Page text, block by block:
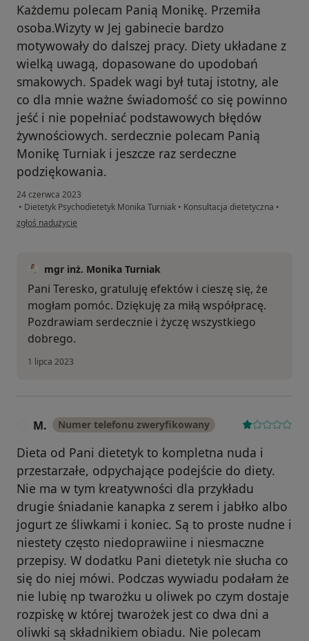
Każdemu polecam Panią Monikę. Przemiła
osoba.Wizyty w Jej gabinecie bardzo
motywowały do dalszej pracy. Diety układane z
wielką uwagą, dopasowane do upodobań
smakowych. Spadek wagi był tutaj istotny, ale
co dla mnie ważne świadomość co się powinno
jeść i nie popełniać podstawowych błędów
żywnościowych. serdecznie polecam Panią
Monikę Turniak i jeszcze raz serdeczne
podziękowania.
24 czerwca 2023
• Dietetyk Psychodietetyk Monika Turniak • Konsultacja dietetyczna •
w opinii użytkownika Wdzięczna Teresa Nalewajk
zgłoś nadużycie
mgr inż. Monika Turniak
Pani Teresko, gratuluję efektów i cieszę się, że
mogłam pomóc. Dziękuję za miłą współpracę.
Pozdrawiam serdecznie i życzę wszystkiego
dobrego.
1 lipca 2023
M. Numer telefonu zweryfikowany
Dieta od Pani dietetyk to kompletna nuda i
przestarzałe, odpychające podejście do diety.
Nie ma w tym kreatywności dla przykładu
drugie śniadanie kanapka z serem i jabłko albo
jogurt ze śliwkami i koniec. Są to proste nudne i
niestety często niedoprawiine i niesmaczne
przepisy. W dodatku Pani dietetyk nie słucha co
się do niej mówi. Podczas wywiadu podałam że
nie lubię np twarożku u oliwek po czym dostaje
rozpiskę w której twarożek jest co dwa dni a
oliwki są składnikiem obiadu. Nie polecam